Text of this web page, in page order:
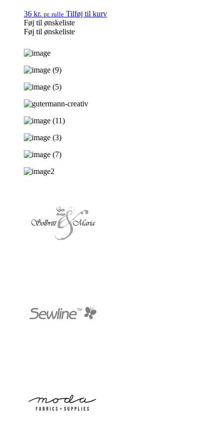
36 kr. pr. rulle Tilføj til kurv
Føj til ønskeliste
Føj til ønskeliste